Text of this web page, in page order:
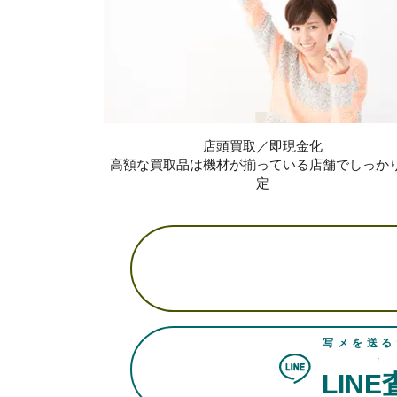
店頭買取／即現金化
高額な買取品は機材が揃っている店舗でしっか
定
写メを送
LINE